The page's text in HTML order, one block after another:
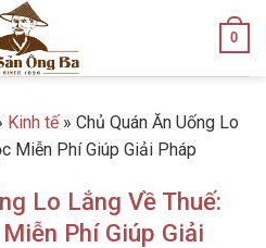
0
Kinh tế» Chủ Quán Ăn Uống Lo
Miễn Phí Giúp Giải Pháp
Lo Lắng Về Thuế:
Phí Giúp Giải